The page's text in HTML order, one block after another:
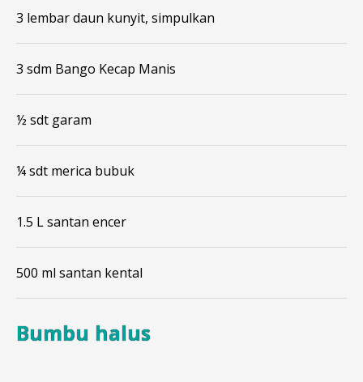
3 lembar daun kunyit, simpulkan
3 sdm Bango Kecap Manis
½ sdt garam
¼ sdt merica bubuk
1.5 L santan encer
500 ml santan kental
Bumbu halus